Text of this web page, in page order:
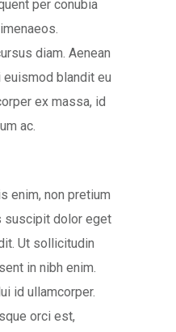
per conubia
diam. Aenean
blandit eu
ex massa, id
ac.
enim, non pretium
suscipit dolor eget
Ut sollicitudin
in nibh enim.
id ullamcorper.
orci est,